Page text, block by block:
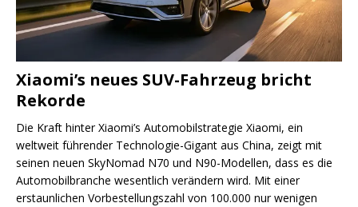
Xiaomi’s neues SUV-Fahrzeug bricht
Rekorde
Die Kraft hinter Xiaomi’s Automobilstrategie Xiaomi, ein
weltweit führender Technologie-Gigant aus China, zeigt mit
seinen neuen SkyNomad N70 und N90-Modellen, dass es die
Automobilbranche wesentlich verändern wird. Mit einer
erstaunlichen Vorbestellungszahl von 100.000 nur wenigen